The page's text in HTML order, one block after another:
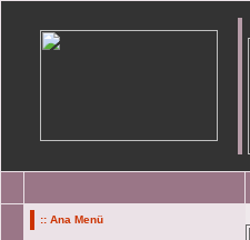
:: Ana Menü